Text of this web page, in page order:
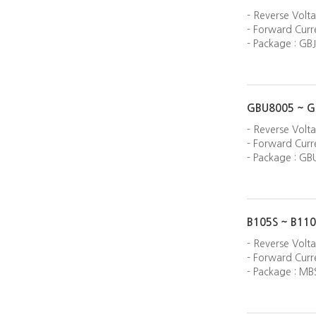
- Reverse
- Forward
- Package : GBJ
GBU8005 ~
- Reverse
- Forward
- Package :
B105S ~
- Reverse
- Forward
- Package :